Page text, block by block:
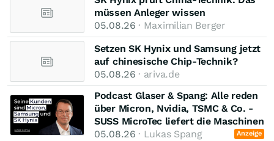
müssen Anleger wissen
05.08.26 · Maximilian Berger
Setzen SK Hynix und Samsung jetzt
auf chinesische Chip-Technik?
05.08.26 · ariva.de
Podcast Glaser & Spang: Alle reden
über Micron, Nvidia, TSMC & Co. -
SUSS MicroTec liefert die Maschinen
05.08.26 · Lukas Spang Anzeige